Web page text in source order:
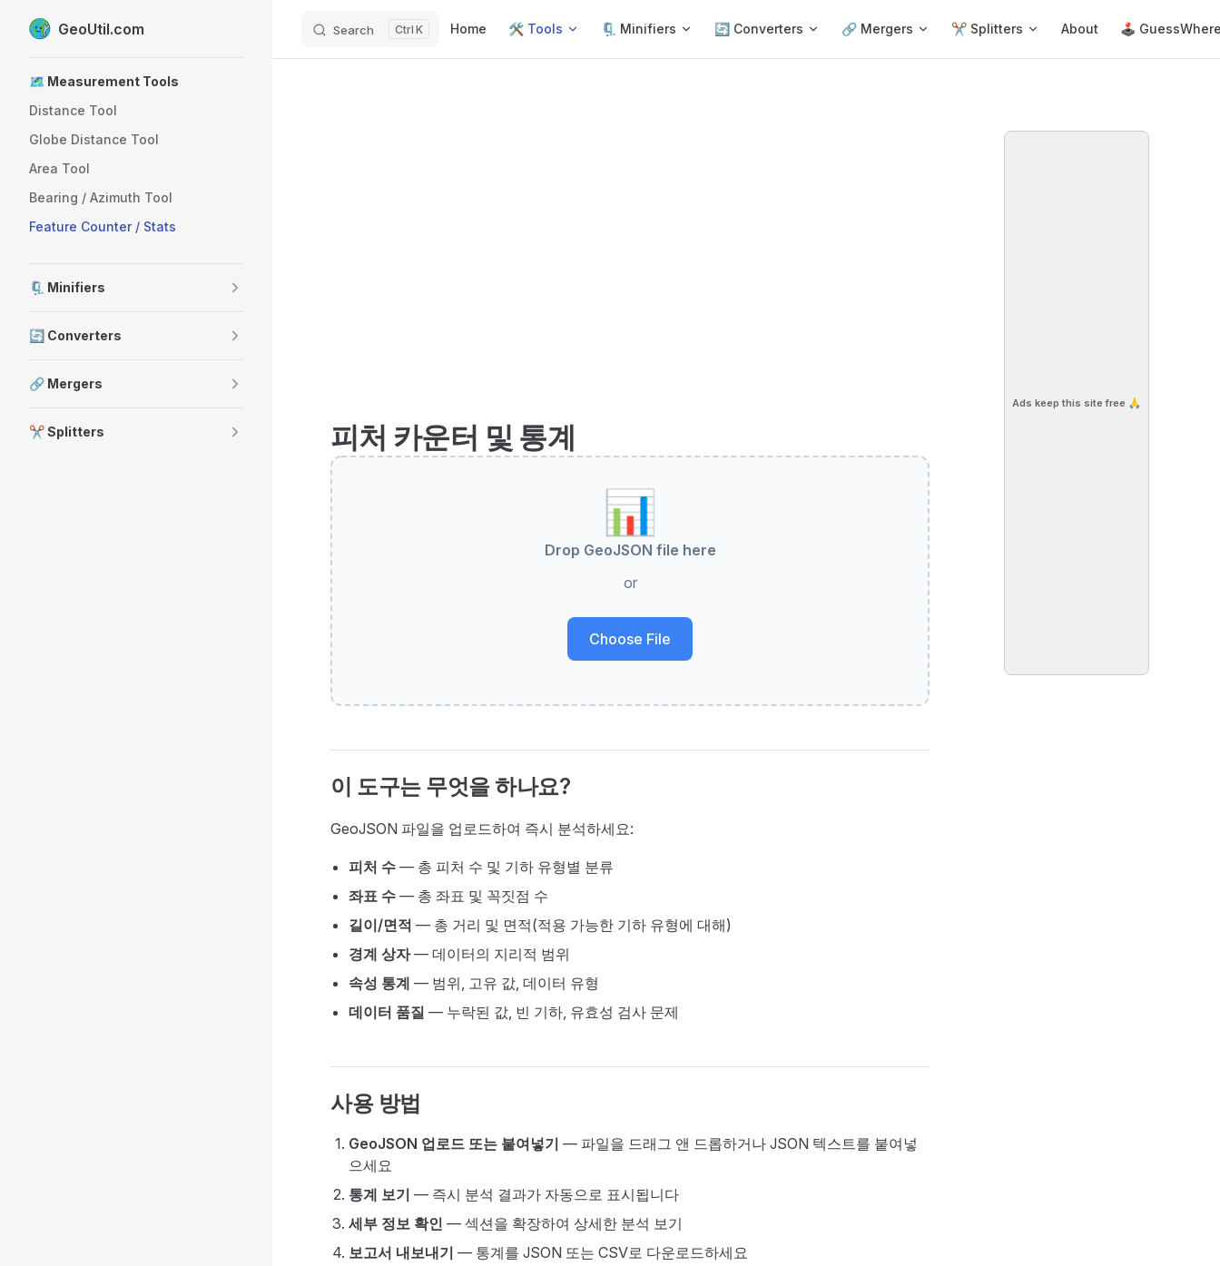
Skip to content
GeoUtil.com Search K Home 🛠️ Tools 🗜️ Minifiers 🔄 Converters 🔗 Mergers ✂️ Splitters About 🕹
🗺️ Measurement Tools
Distance Tool
Globe Distance Tool
Area Tool
Bearing / Azimuth Tool
Feature Counter / Stats
🗜️ Minifiers
🔄 Converters
🔗 Mergers
✂️ Splitters
Ads keep this site free 🙏
피처 카운터 및 통계
📊
Drop GeoJSON file here
or
Choose File
이 도구는 무엇을 하나요?
GeoJSON 파일을 업로드하여 즉시 분석하세요:
피처 수 — 총 피처 수 및 기하 유형별 분류
좌표 수 — 총 좌표 및 꼭짓점 수
길이/면적 — 총 거리 및 면적(적용 가능한 기하 유형에 대해)
경계 상자— 데이터의 지리적 범위
속성 통계 — 범위, 고유 값, 데이터 유형
데이터 품질 — 누락된 값, 빈 기하, 유효성 검사 문제
사용 방법
GeoJSON 업로드 또는 붙여넣기 — 파일을 드래그 앤 드롭하거나 JSON 텍스트를 붙여넣
으세요
통계 보기 — 즉시 분석 결과가 자동으로 표시됩니다
세부 정보 확인 — 섹션을 확장하여 상세한 분석 보기
보고서 내보내기 — 통계를 JSON 또는 CSV로 다운로드하세요